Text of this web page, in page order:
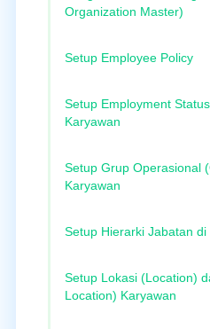
Organization Master)
Setup Employee Policy
Setup Employment
Karyawan
Setup Grup Operasional
Karyawan
Setup Hierarki Jabatan di
Setup Lokasi (Location)
Location) Karyawan